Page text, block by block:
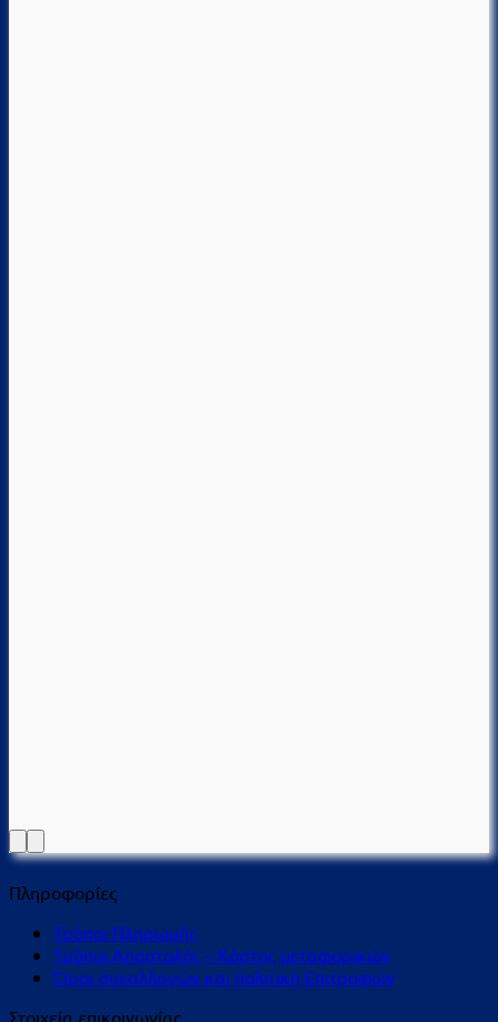
Πληροφορίες
Τρόποι Πληρωμής
Τρόποι Αποστολής – Κόστος μεταφορικών
Όροι συναλλαγών και πολιτική Επιτροφών
Στοιχεία επικοινωνίας